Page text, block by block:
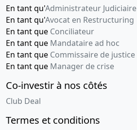
En tant qu'Administrateur Judiciaire
En tant qu'Avocat en Restructuring
En tant que Conciliateur
En tant que Mandataire ad hoc
En tant que Commissaire de justice
En tant que Manager de crise
Co-investir à nos côtés
Club Deal
Termes et conditions